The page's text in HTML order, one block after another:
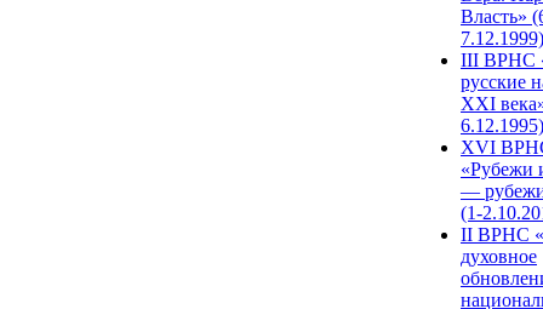
Власть»
7.12.1999)
III ВРНС
русские
XXI
6.12.1995)
XVI
«Рубежи
—
(1-
II ВРНС
духовное